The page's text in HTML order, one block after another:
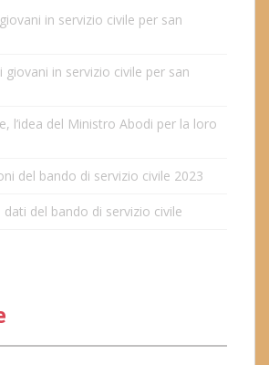
in servizio civile per san
giovani in servizio civile per san
l’idea del Ministro Abodi per la loro
del bando di servizio civile 2023
dati del bando di servizio civile